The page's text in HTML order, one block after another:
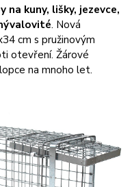
kuny, lišky, jezevce,
. Nová
cm s pružinovým
otevření. Žárové
na mnoho let.